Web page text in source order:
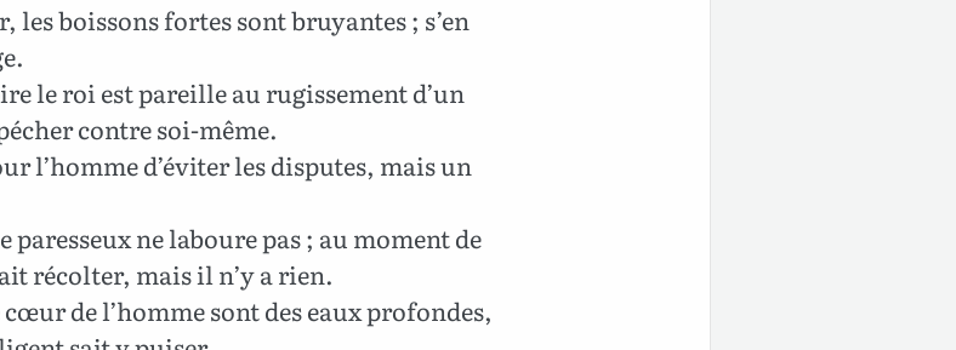
les boissons fortes sont bruyantes ; s’en
le roi est pareille au rugissement d’un
contre soi-même.
l’homme d’éviter les disputes, mais un
paresseux ne laboure pas ; au moment de
récolter, mais il n’y a rien.
de l’homme sont des eaux profondes,